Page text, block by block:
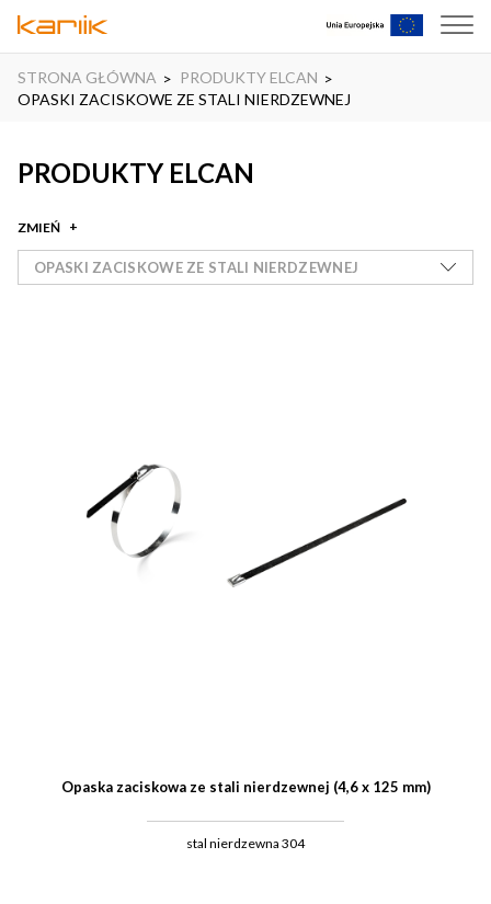
STRONA GŁÓWNA
PRODUKTY ELCAN
OPASKI ZACISKOWE ZE STALI NIERDZEWNEJ
PRODUKTY ELCAN
ZMIEŃ
OPASKI ZACISKOWE ZE STALI NIERDZEWNEJ
Opaska zaciskowa ze stali nierdzewnej (4,6 x 125 mm)
stal nierdzewna 304